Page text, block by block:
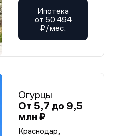
Ипотека
от 50 494
₽/мес.
Огурцы
От 5,7 до 9,5
млн ₽
Краснодар,